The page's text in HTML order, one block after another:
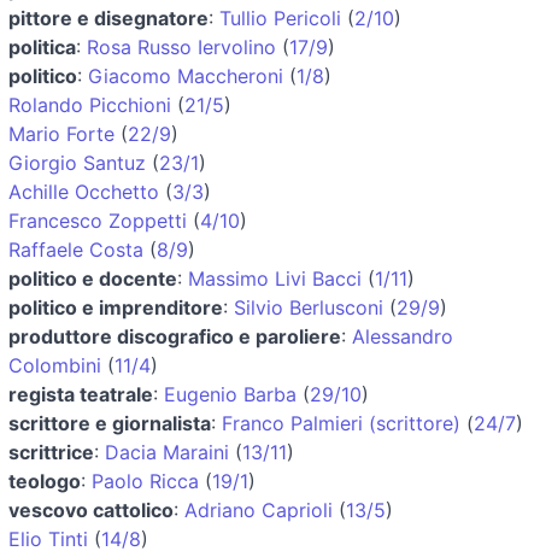
pittore e disegnatore: Tullio Pericoli (2/10)
politica: Rosa Russo Iervolino (17/9)
politico: Giacomo Maccheroni (1/8)
Rolando Picchioni (21/5)
Mario Forte (22/9)
Giorgio Santuz (23/1)
Achille Occhetto (3/3)
Francesco Zoppetti (4/10)
Raffaele Costa (8/9)
politico e docente: Massimo Livi Bacci (1/11)
politico e imprenditore: Silvio Berlusconi (29/9)
produttore discografico e paroliere: Alessandro
Colombini (11/4)
regista teatrale: Eugenio Barba (29/10)
scrittore e giornalista: Franco Palmieri (scrittore) (24/7)
scrittrice: Dacia Maraini (13/11)
teologo: Paolo Ricca (19/1)
vescovo cattolico: Adriano Caprioli (13/5)
Elio Tinti (14/8)